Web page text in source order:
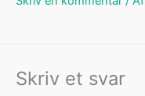
Skriv et svar